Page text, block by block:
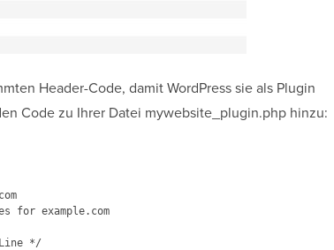
Header-Code, damit WordPress sie als Plugin
Code zu Ihrer Datei mywebsite_plugin.php hinzu:
for example.com
*/